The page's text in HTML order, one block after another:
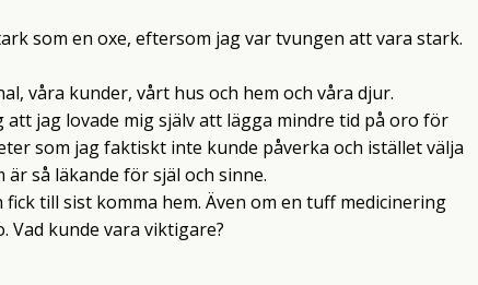
som en oxe, eftersom jag var tvungen att vara stark.
våra kunder, vårt hus och hem och våra djur.
jag lovade mig själv att lägga mindre tid på oro för
som jag faktiskt inte kunde påverka och istället välja
så läkande för själ och sinne.
till sist komma hem. Även om en tuff medicinering
Vad kunde vara viktigare?